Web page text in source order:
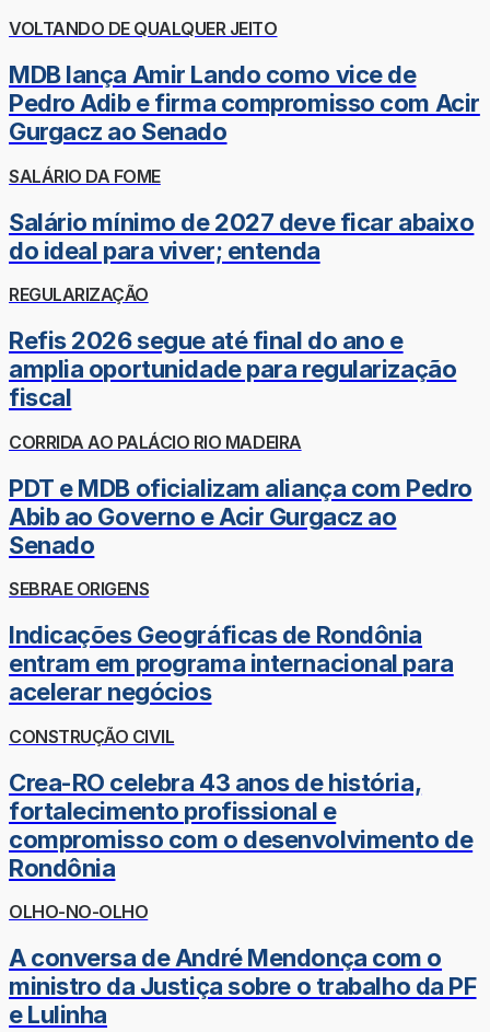
VOLTANDO DE QUALQUER JEITO
MDB lança Amir Lando como vice de
Pedro Adib e firma compromisso com Acir
Gurgacz ao Senado
SALÁRIO DA FOME
Salário mínimo de 2027 deve ficar abaixo
do ideal para viver; entenda
REGULARIZAÇÃO
Refis 2026 segue até final do ano e
amplia oportunidade para regularização
fiscal
CORRIDA AO PALÁCIO RIO MADEIRA
PDT e MDB oficializam aliança com Pedro
Abib ao Governo e Acir Gurgacz ao
Senado
SEBRAE ORIGENS
Indicações Geográficas de Rondônia
entram em programa internacional para
acelerar negócios
CONSTRUÇÃO CIVIL
Crea-RO celebra 43 anos de história,
fortalecimento profissional e
compromisso com o desenvolvimento de
Rondônia
OLHO-NO-OLHO
A conversa de André Mendonça com o
ministro da Justiça sobre o trabalho da PF
e Lulinha